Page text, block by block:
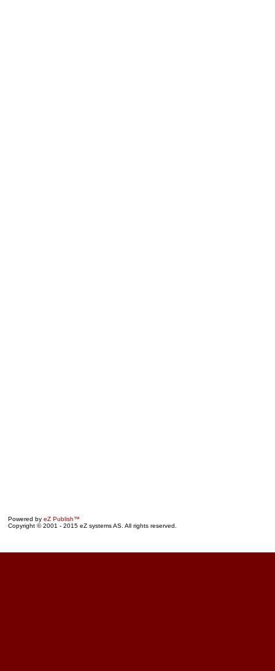
Powered by eZ Publish™
Copyright © 2001 - 2015 eZ systems AS. All rights reserved.